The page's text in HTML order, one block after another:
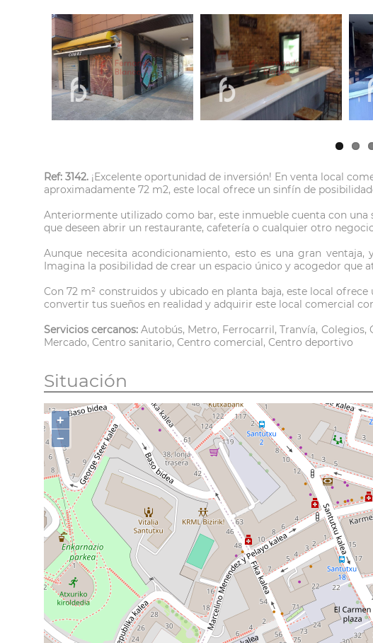
Ref: 3142. ¡Excelente oportunidad de inversión! En venta local
aproximadamente 72 m2, este local ofrece un sinfín de
Anteriormente utilizado como bar, este inmueble cuenta con
que deseen abrir un restaurante, cafetería o cualquier otro
Aunque necesita acondicionamiento, esto es una gran
Imagina la posibilidad de crear un espacio único y acogedor que
Con 72 m² construidos y ubicado en planta baja, este local
convertir tus sueños en realidad y adquirir este local comercial
Servicios cercanos: Autobús, Metro, Ferrocarril, Tranvía, Colegios,
Mercado, Centro sanitario, Centro comercial, Centro deportivo
Situación
+
−